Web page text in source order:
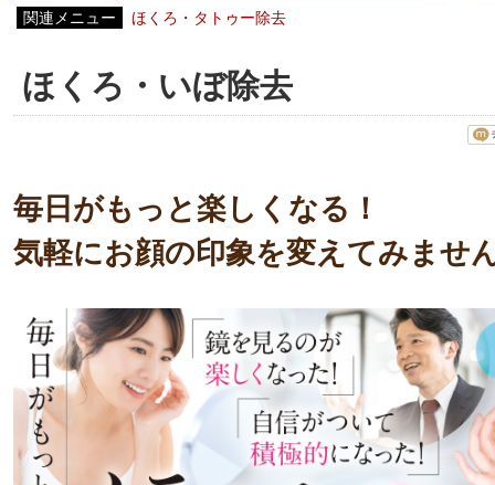
関連メニュー ほくろ・タトゥー除去
ほくろ・いぼ除去
毎日がもっと楽しくなる！
気軽にお顔の印象を変えてみませ